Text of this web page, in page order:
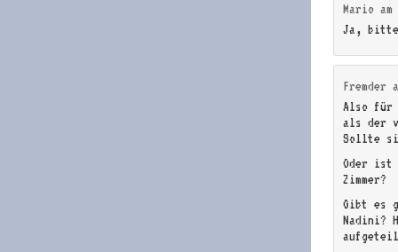
Mario am
Ja,
Fremder
Also für
als der
Sollte
Oder ist
Zimmer?
Gibt es
Nadini?